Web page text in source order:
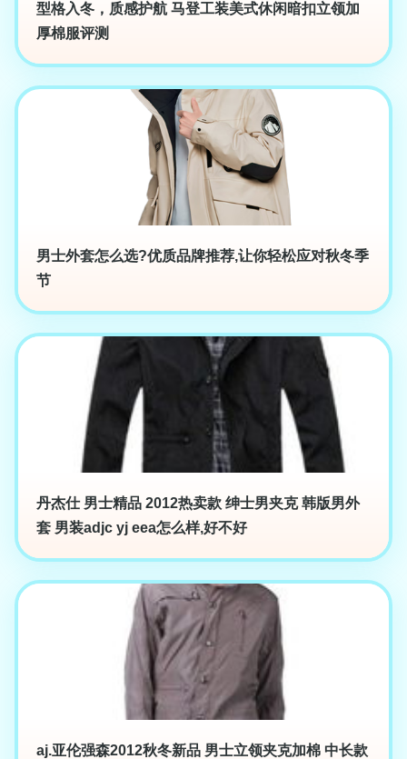
型格入冬，质感护航 马登工装美式休闲暗扣立领加
厚棉服评测
男士外套怎么选?优质品牌推荐,让你轻松应对秋冬季
节
丹杰仕 男士精品 2012热卖款 绅士男夹克 韩版男外
套 男装adjc yj eea怎么样,好不好
aj.亚伦强森2012秋冬新品 男士立领夹克加棉 中长款